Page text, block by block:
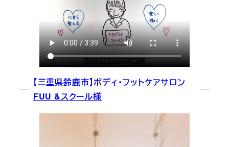
【三重県鈴鹿市】ボディ・フットケアサロン
FUU &スクール様